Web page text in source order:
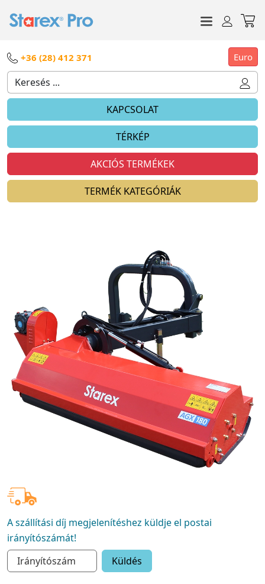
+36 (28) 412 371 Euro
KAPCSOLAT
TÉRKÉP
AKCIÓS TERMÉKEK
TERMÉK KATEGÓRIÁK
A szállítási díj megjelenítéshez küldje el postai
irányítószámát!
Küldés